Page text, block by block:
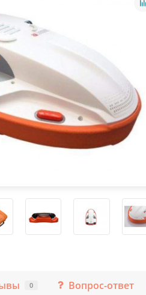
0 Вопрос-ответ